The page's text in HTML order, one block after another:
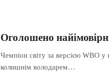
Оголошено
Чемпіон світу за версією WBO
колишнім володарем…